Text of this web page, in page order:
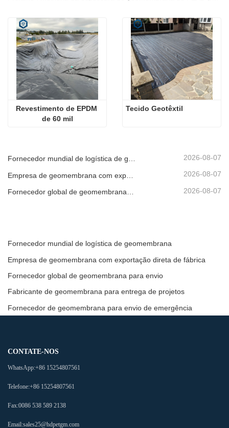
Revestimento de EPDM
de 60 mil
Tecido Geotêxtil
Fornecedor mundial de logística de geomembrana 2026-08-07
2026-08-07
2026-08-07
Fornecedor mundial de logística de geomembrana
Empresa de geomembrana com exportação direta de fábrica
Fornecedor global de geomembrana para envio
Fabricante de geomembrana para entrega de projetos
Fornecedor de geomembrana para envio de emergência
CONTATE-NOS
WhatsApp:+86 15254807561
Telefone:+86 15254807561
Fax:0086 538 589 2138
Email:sales25@hdpetgm.com